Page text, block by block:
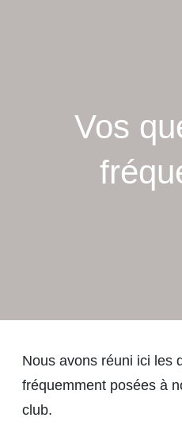
Vos
Nous avons réuni ici les
fréquemment posées à
club.